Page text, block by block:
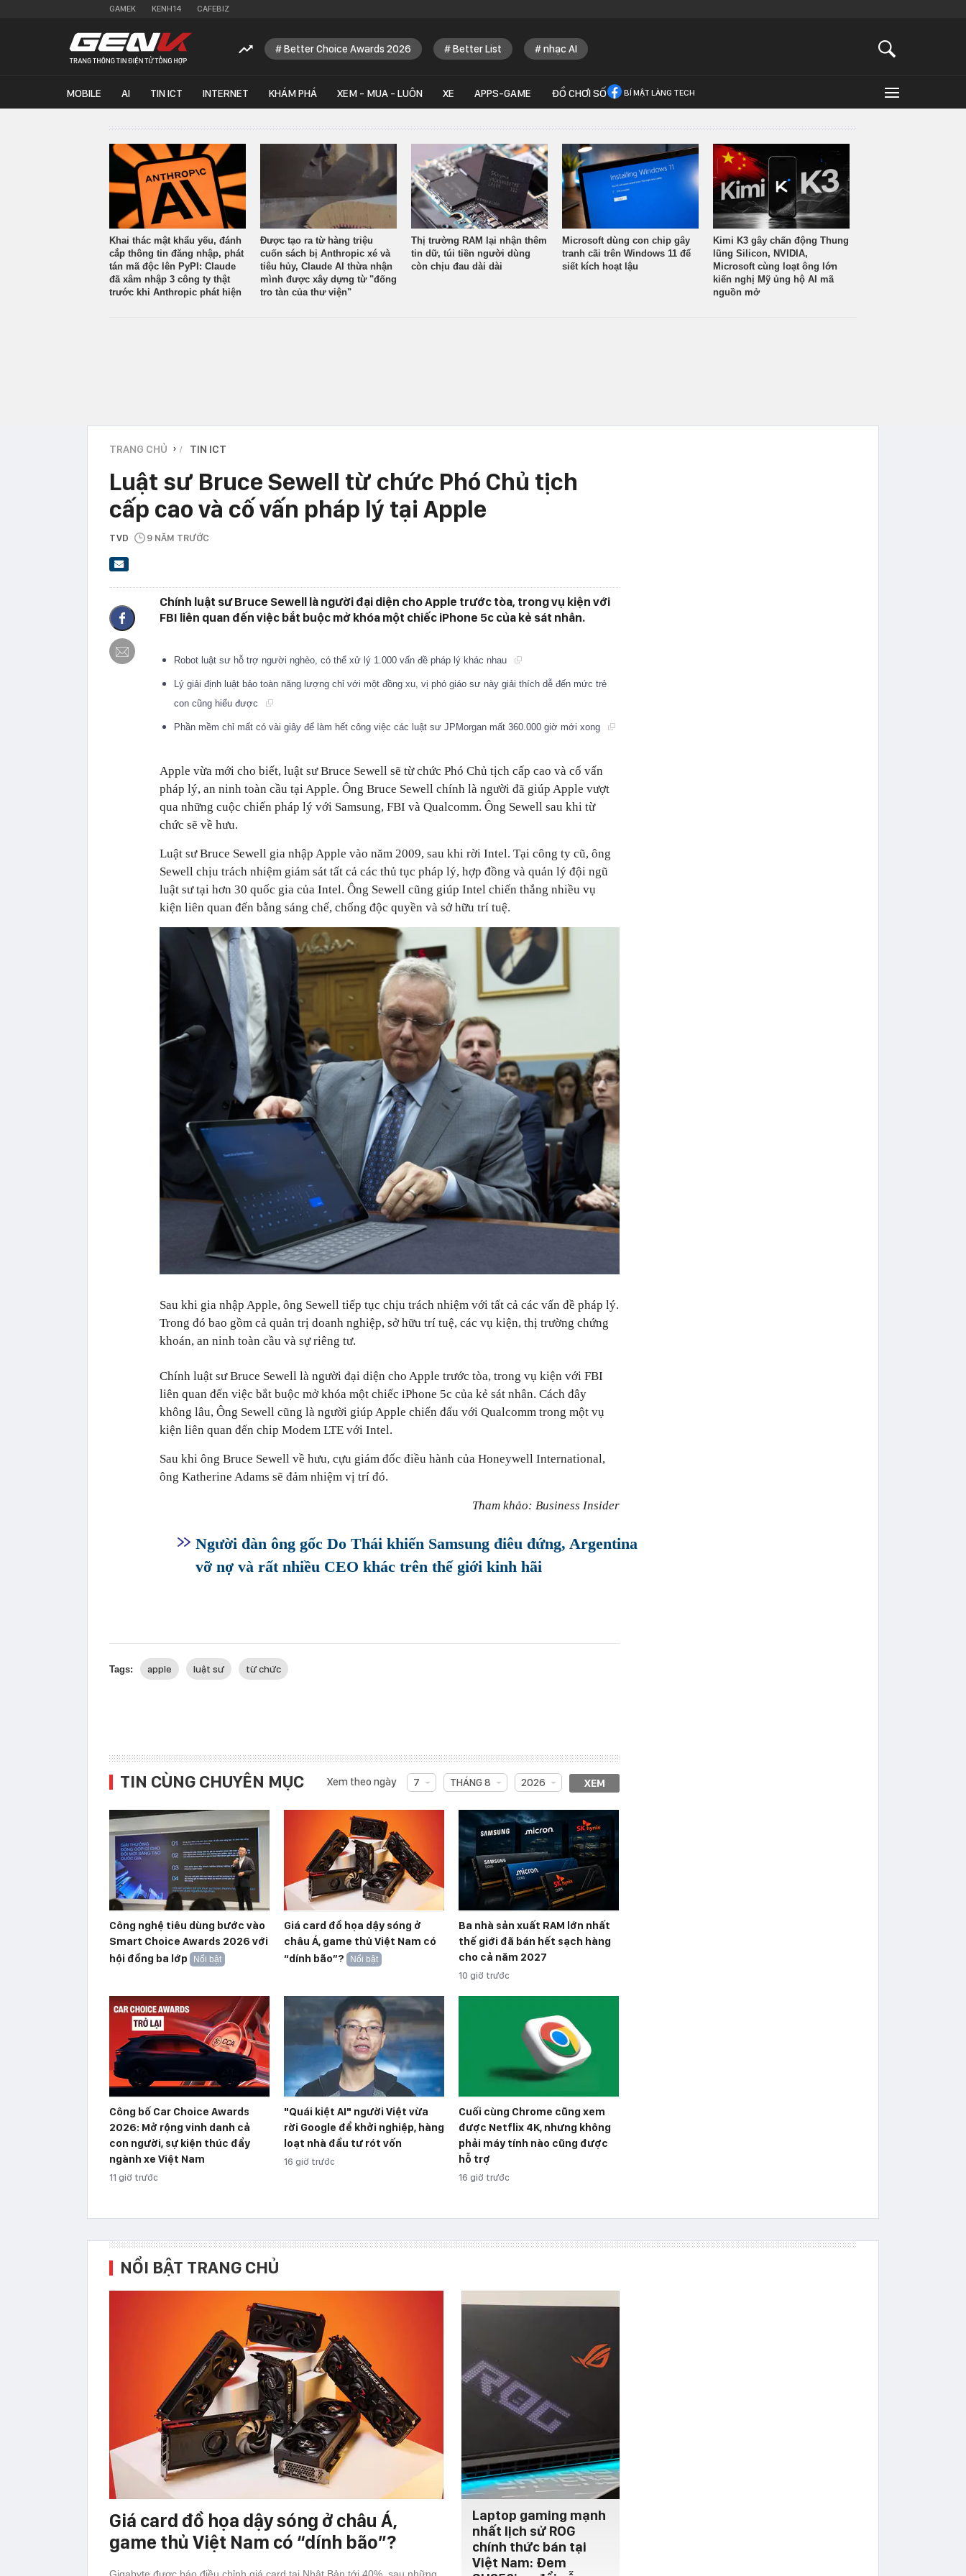
GAMEK KENH14 CAFEBIZ
Better Choice Awards 2026 Better List nhạc AI
MOBILE AI TIN ICT INTERNET KHÁM PHÁ XEM - MUA - LUÔN XE APPS-GAME ĐỒ CHƠI SỐ BÍ MẬT LÀNG TECH
Khai thác mật khẩu yếu, đánh
cắp thông tin đăng nhập, phát
tán mã độc lên PyPI: Claude
đã xâm nhập 3 công ty thật
trước khi Anthropic phát hiện
Được tạo ra từ hàng triệu
cuốn sách bị Anthropic xé và
tiêu hủy, Claude AI thừa nhận
mình được xây dựng từ "đống
tro tàn của thư viện"
Thị trường RAM lại nhận thêm
tin dữ, túi tiền người dùng
còn chịu đau dài dài
Microsoft dùng con chip gây
tranh cãi trên Windows 11 để
siết kích hoạt lậu
Kimi K3 gây chấn động Thung
lũng Silicon, NVIDIA,
Microsoft cùng loạt ông lớn
kiến nghị Mỹ ủng hộ AI mã
nguồn mở
TRANG CHỦ › TIN ICT
Luật sư Bruce Sewell từ chức Phó Chủ tịch
cấp cao và cố vấn pháp lý tại Apple
TVD 9 NĂM TRƯỚC
Chính luật sư Bruce Sewell là người đại diện cho Apple trước tòa, trong vụ kiện với
FBI liên quan đến việc bắt buộc mở khóa một chiếc iPhone 5c của kẻ sát nhân.
Robot luật sư hỗ trợ người nghèo, có thể xử lý 1.000 vấn đề pháp lý khác nhau
Lý giải định luật bảo toàn năng lượng chỉ với một đồng xu, vị phó giáo sư này giải thích dễ đến mức trẻ
con cũng hiểu được
Phần mềm chỉ mất có vài giây để làm hết công việc các luật sư JPMorgan mất 360.000 giờ mới xong
Apple vừa mới cho biết, luật sư Bruce Sewell sẽ từ chức Phó Chủ tịch cấp cao và cố vấn
pháp lý, an ninh toàn cầu tại Apple. Ông Bruce Sewell chính là người đã giúp Apple vượt
qua những cuộc chiến pháp lý với Samsung, FBI và Qualcomm. Ông Sewell sau khi từ
chức sẽ về hưu.
Luật sư Bruce Sewell gia nhập Apple vào năm 2009, sau khi rời Intel. Tại công ty cũ, ông
Sewell chịu trách nhiệm giám sát tất cả các thủ tục pháp lý, hợp đồng và quản lý đội ngũ
luật sư tại hơn 30 quốc gia của Intel. Ông Sewell cũng giúp Intel chiến thắng nhiều vụ
kiện liên quan đến bằng sáng chế, chống độc quyền và sở hữu trí tuệ.
Sau khi gia nhập Apple, ông Sewell tiếp tục chịu trách nhiệm với tất cả các vấn đề pháp lý.
Trong đó bao gồm cả quản trị doanh nghiệp, sở hữu trí tuệ, các vụ kiện, thị trường chứng
khoán, an ninh toàn cầu và sự riêng tư.
Chính luật sư Bruce Sewell là người đại diện cho Apple trước tòa, trong vụ kiện với FBI
liên quan đến việc bắt buộc mở khóa một chiếc iPhone 5c của kẻ sát nhân. Cách đây
không lâu, Ông Sewell cũng là người giúp Apple chiến đấu với Qualcomm trong một vụ
kiện liên quan đến chip Modem LTE với Intel.
Sau khi ông Bruce Sewell về hưu, cựu giám đốc điều hành của Honeywell International,
ông Katherine Adams sẽ đảm nhiệm vị trí đó.
Tham khảo: Business Insider
Người đàn ông gốc Do Thái khiến Samsung điêu đứng, Argentina
vỡ nợ và rất nhiều CEO khác trên thế giới kinh hãi
Tags: apple luật sư từ chức
TIN CÙNG CHUYÊN MỤC Xem theo ngày 7 THÁNG 8 2026 XEM
Công nghệ tiêu dùng bước vào
Smart Choice Awards 2026 với
hội đồng ba lớp
Nổi bật
Giá card đồ họa dậy sóng ở
châu Á, game thủ Việt Nam có
“dính bão”?
Nổi bật
Ba nhà sản xuất RAM lớn nhất
thế giới đã bán hết sạch hàng
cho cả năm 2027
10 giờ trước
Công bố Car Choice Awards
2026: Mở rộng vinh danh cả
con người, sự kiện thúc đẩy
ngành xe Việt Nam
11 giờ trước
"Quái kiệt AI" người Việt vừa
rời Google để khởi nghiệp, hàng
loạt nhà đầu tư rót vốn
16 giờ trước
Cuối cùng Chrome cũng xem
được Netflix 4K, nhưng không
phải máy tính nào cũng được
hỗ trợ
16 giờ trước
NỔI BẬT TRANG CHỦ
Giá card đồ họa dậy sóng ở châu Á,
game thủ Việt Nam có “dính bão”?
Gigabyte được báo điều chỉnh giá card tại Nhật Bản tới 40%, sau những
Laptop gaming mạnh
nhất lịch sử ROG
chính thức bán tại
Việt Nam: Đem